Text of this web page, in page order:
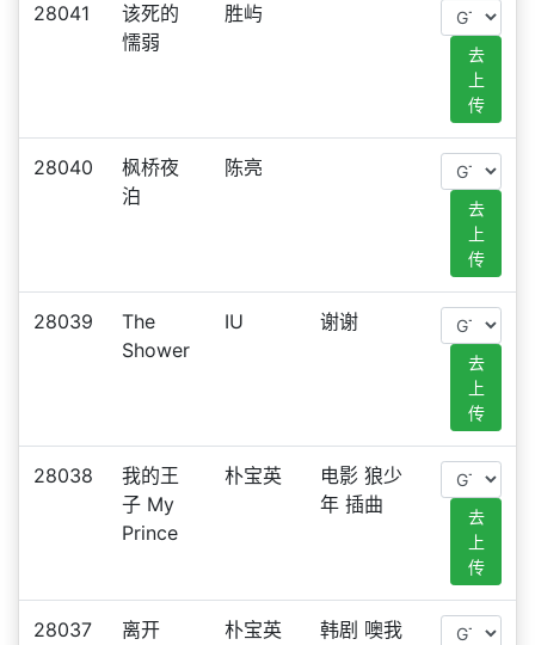
28041
该死的
懦弱
胜屿
去
上
传
28040
枫桥夜
泊
陈亮
去
上
传
28039
The
Shower
IU 谢谢
去
上
传
28038
我的王
子 My
Prince
朴宝英
电影 狼少
年 插曲
去
上
传
28037 离开 朴宝英
韩剧 噢我